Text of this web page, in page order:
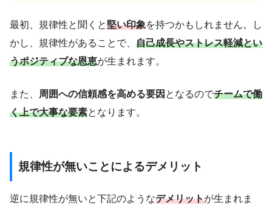
最初、規律性と聞くと堅い印象を持つかもしれません。し
かし、規律性があることで、 自己成長やストレス軽減とい
うポジティブな恩恵が生まれます。
また、 周囲への信頼感を高める要因 となるのでチームで働
く上で大事な要素となります。
規律性が無いことによるデメリット
逆に規律性が無いと下記のようなデメリットが生まれま